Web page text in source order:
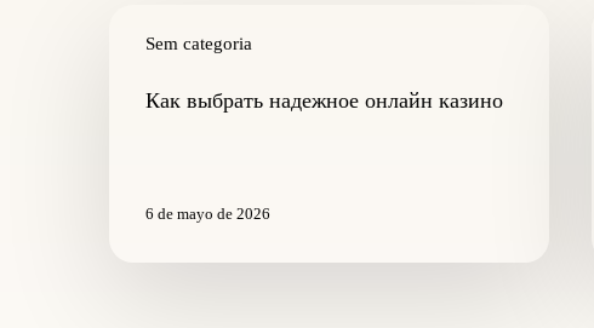
Sem categoria
выбрать
онлайнКак выбрать надежное онлайн казино
6 de mayo de 2026